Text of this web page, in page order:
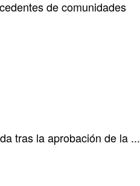
de comunidades
tras la aprobación de la ...